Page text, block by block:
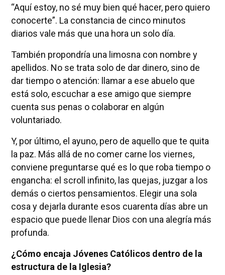
“Aquí estoy, no sé muy bien qué hacer, pero quiero
conocerte”. La constancia de cinco minutos
diarios vale más que una hora un solo día.
También propondría una limosna con nombre y
apellidos. No se trata solo de dar dinero, sino de
dar tiempo o atención: llamar a ese abuelo que
está solo, escuchar a ese amigo que siempre
cuenta sus penas o colaborar en algún
voluntariado.
Y, por último, el ayuno, pero de aquello que te quita
la paz. Más allá de no comer carne los viernes,
conviene preguntarse qué es lo que roba tiempo o
engancha: el scroll infinito, las quejas, juzgar a los
demás o ciertos pensamientos. Elegir una sola
cosa y dejarla durante esos cuarenta días abre un
espacio que puede llenar Dios con una alegría más
profunda.
¿Cómo encaja Jóvenes Católicos dentro de la
estructura de la Iglesia?